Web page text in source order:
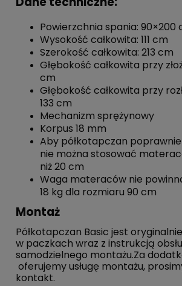
Powierzchnia spania: 90×200
Wysokość całkowita: 111 cm
Szerokość całkowita: 213 cm
Głębokość całkowita przy
cm
Głębokość całkowita przy
133 cm
Mechanizm sprężynowy
Korpus 18 mm
Aby półkotapczan
nie można stosować
niż 20 cm
Waga materaców nie
18 kg dla rozmiaru 90 cm
Montaż
Półkotapczan Basic jest
w paczkach wraz z instrukcją
samodzielnego montażu.Za
oferujemy usługę montażu,
kontakt.